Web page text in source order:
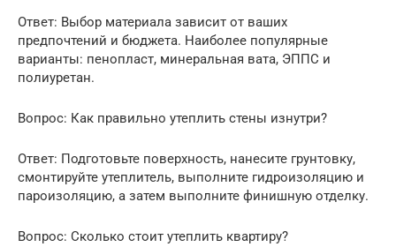
Ответ: Выбор материала зависит от ваших
предпочтений и бюджета. Наиболее популярные
варианты: пенопласт, минеральная вата, ЭППС и
полиуретан.
Вопрос: Как правильно утеплить стены изнутри?
Ответ: Подготовьте поверхность, нанесите грунтовку,
смонтируйте утеплитель, выполните гидроизоляцию и
пароизоляцию, а затем выполните финишную отделку.
Вопрос: Сколько стоит утеплить квартиру?